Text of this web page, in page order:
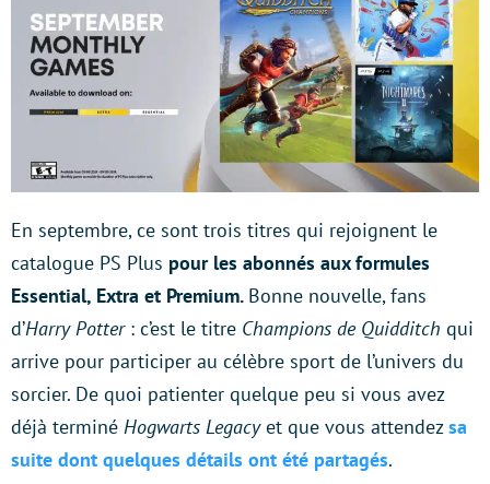
En septembre, ce sont trois titres qui rejoignent le
catalogue PS Plus pour les abonnés aux formules
Essential, Extra et Premium. Bonne nouvelle, fans
d’Harry Potter: c’est le titre Champions de Quidditch qui
arrive pour participer au célèbre sport de l’univers du
sorcier. De quoi patienter quelque peu si vous avez
déjà terminé Hogwarts Legacyet que vous attendezsa
suite dont quelques détails ont été partagés.